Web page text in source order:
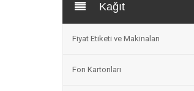
Kağıt
Fiyat Etiketi ve Makinaları
Fon Kartonları